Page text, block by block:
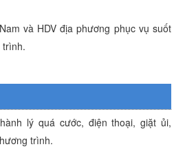
và HDV địa phương phục vụ suốt
trình.
lý quá cước, điện thoại, giặt ủi,
trình.